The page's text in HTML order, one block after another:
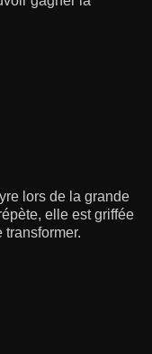
lors de la grande
elle est griffée
transformer.